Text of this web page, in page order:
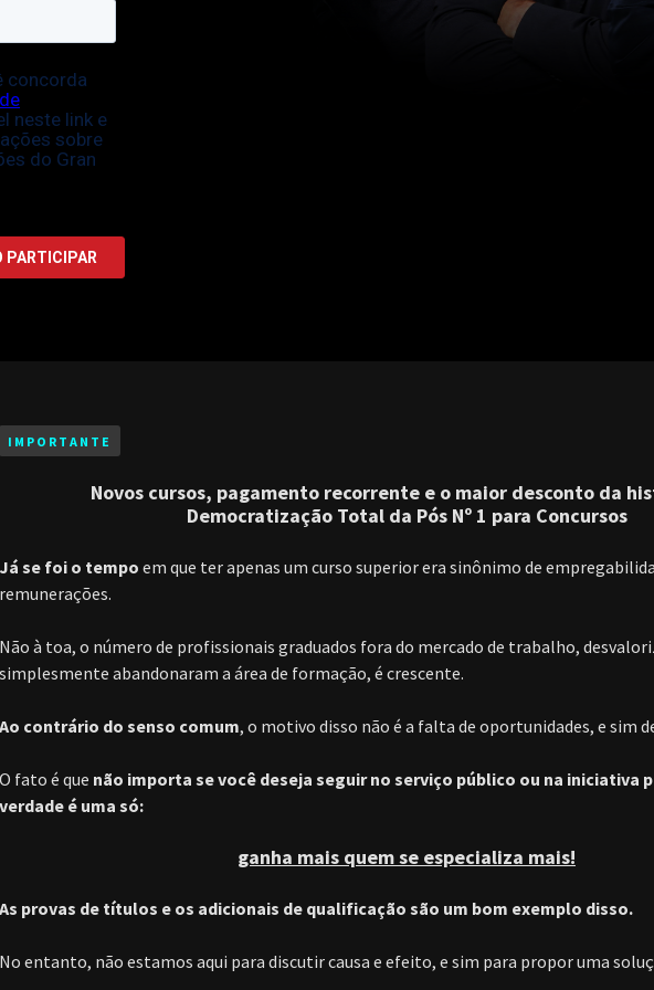
IMPORTANTE
Novos cursos, pagamento recorrente e o maior desconto da
Democratização Total da Pós Nº 1 para Concursos
Já se foi o tempo em que ter apenas um curso superior era sinônimo de
remunerações.
Não à toa, o número de profissionais graduados fora do mercado de trabalho,
simplesmente abandonaram a área de formação, é crescente.
Ao contrário do senso comum, o motivo disso não é a falta de oportunidades, e sim
O fato é que não importa se você deseja seguir no serviço público ou na iniciativa
verdade é uma só:
ganha mais quem se especializa mais!
As provas de títulos e os adicionais de qualificação são um bom exemplo disso.
No entanto, não estamos aqui para discutir causa e efeito, e sim para propor uma